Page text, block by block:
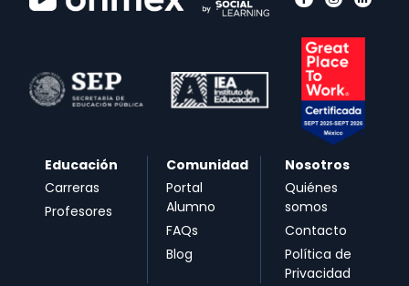
Educación
Carreras
Profesores
Comunidad
Portal
Alumno
FAQs
Blog
Nosotros
Quiénes
somos
Contacto
Política de
Privacidad